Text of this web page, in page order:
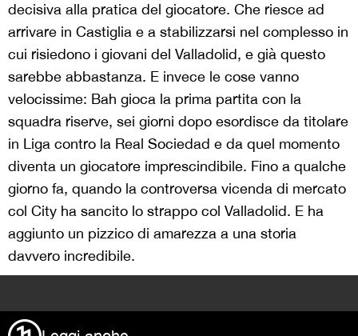
decisiva alla pratica del giocatore. Che riesce ad
arrivare in Castiglia e a stabilizzarsi nel complesso in
cui risiedono i giovani del Valladolid, e già questo
sarebbe abbastanza. E invece le cose vanno
velocissime: Bah gioca la prima partita con la
squadra riserve, sei giorni dopo esordisce da titolare
in Liga contro la Real Sociedad e da quel momento
diventa un giocatore imprescindibile. Fino a qualche
giorno fa, quando la controversa vicenda di mercato
col City ha sancito lo strappo col Valladolid. E ha
aggiunto un pizzico di amarezza a una storia
davvero incredibile.